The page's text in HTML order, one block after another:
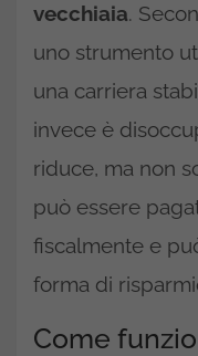
vecchiaia.
uno strumento
una carriera
invece è
riduce, ma non
può essere
fiscalmente e
forma di
Come